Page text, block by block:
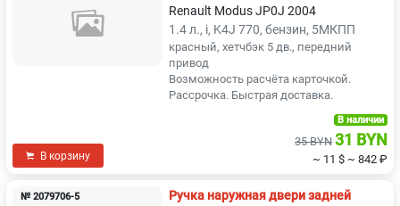
Renault Modus JP0J 2004
1.4 л., i, K4J 770, бензин, 5МКПП
красный, хетчбэк 5 дв., передний
привод
Возможность расчёта карточкой.
Рассрочка. Быстрая доставка.
В корзину
В наличии
35 BYN 31 BYN
~ 11 $ ~ 842 ₽
№ 2079706-5
Ручка наружная двери задней